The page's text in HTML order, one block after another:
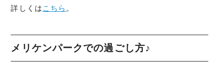
詳しくは こちら 。
メリケンパークでの過ごし方♪